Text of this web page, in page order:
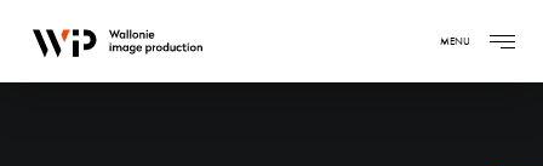
MENU